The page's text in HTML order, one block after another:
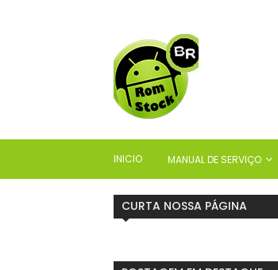
INICIO MANUAL DE SERVIÇO
CURTA NOSSA PÁGINA